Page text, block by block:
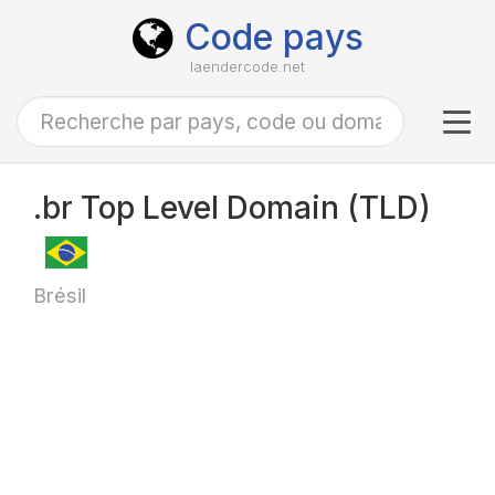
Code pays
laendercode.net
.br Top Level Domain (TLD)
Brésil